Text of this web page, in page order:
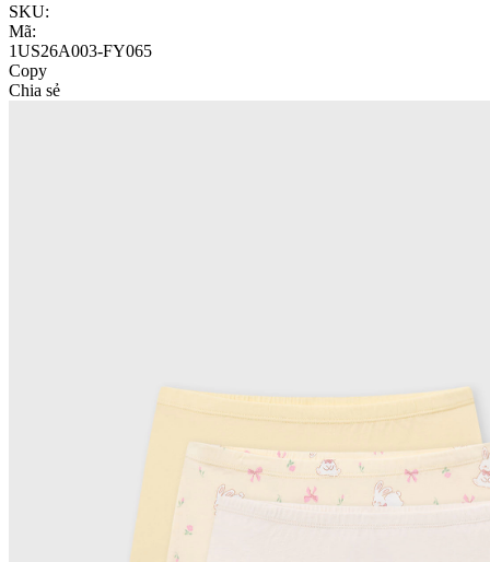
SKU:
Mã:
1US26A003-FY065
Copy
Chia sẻ